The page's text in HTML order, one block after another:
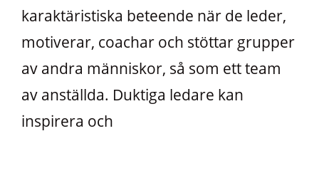
karaktäristiska beteende när de leder,
motiverar, coachar och stöttar grupper
av andra människor, så som ett team
av anställda. Duktiga ledare kan
inspirera och